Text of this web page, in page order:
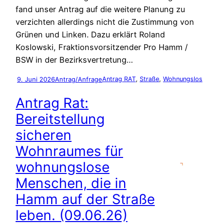
fand unser Antrag auf die weitere Planung zu
verzichten allerdings nicht die Zustimmung von
Grünen und Linken. Dazu erklärt Roland
Koslowski, Fraktionsvorsitzender Pro Hamm /
BSW in der Bezirksvertretung…
9. Juni 2026Antrag/AnfrageAntrag RAT, Straße, Wohnungslos
Antrag Rat:
Bereitstellung
sicheren
Wohnraumes für
wohnungslose
Menschen, die in
Hamm auf der Straße
leben. (09.06.26)